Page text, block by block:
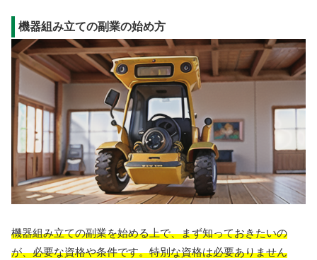
機器組み立ての副業の始め方
機器組み立ての副業を始める上で、まず知っておきたいの
が、必要な資格や条件です。特別な資格は必要ありません